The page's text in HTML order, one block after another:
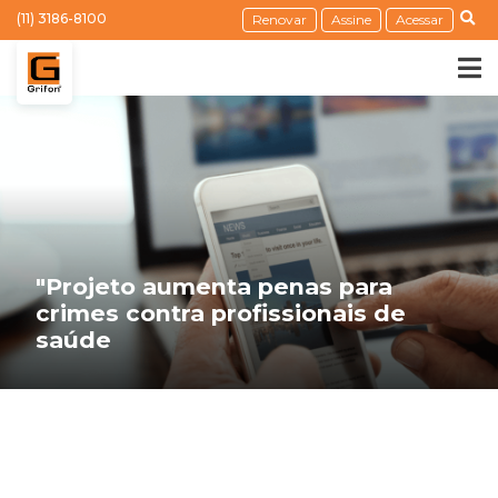
(11) 3186-8100 Renovar Assine Acessar
"Projeto aumenta penas para
crimes contra profissionais de
saúde